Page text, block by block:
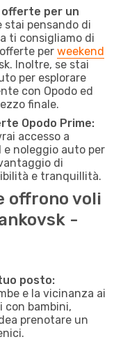
per un
stai pensando di
ti consigliamo di
per weekend
Inoltre, se stai
per esplorare
con Opodo ed
finale.
Opodo Prime:
accesso a
e noleggio auto per
di
e tranquillità.
offrono voli
-
posto:
e la vicinanza ai
con bambini,
prenotare un